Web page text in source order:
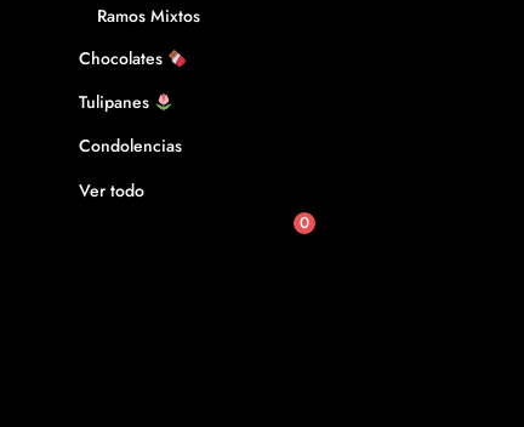
Ramos Mixtos
Chocolates
Tulipanes
Condolencias
Ver todo
0